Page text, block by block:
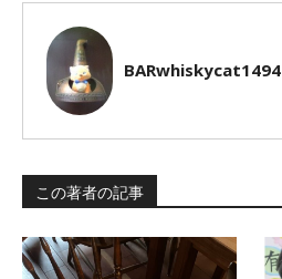
BARwhiskycat1494
この著者の記事